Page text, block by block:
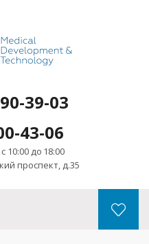
39-03
43-06
10:00 до 18:00
проспект, д.35